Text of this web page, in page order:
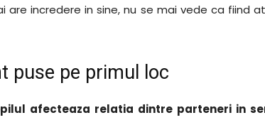
incredere in sine, nu se mai vede ca fiind
puse pe primul loc
afecteaza relatia dintre parteneri in